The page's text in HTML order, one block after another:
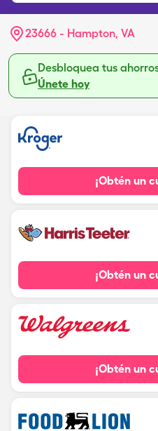
23666 - Hampton, VA
Desbloquea tus
Únete hoy
¡Obtén un
¡Obtén un
¡Obtén un